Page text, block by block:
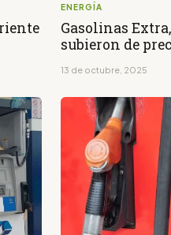
ENERGÍA
Gasolinas
subieron de
13 de octubre, 2025